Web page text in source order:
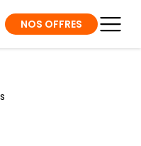
NOS OFFRES